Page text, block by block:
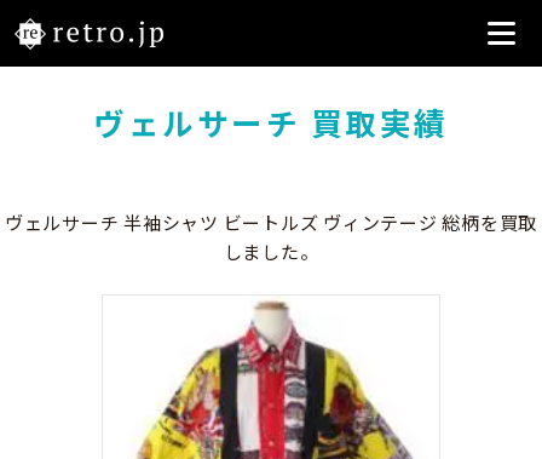
ヴェルサーチ 買取実績
ヴェルサーチ 半袖シャツ ビートルズ ヴィンテージ 総柄を買取
しました。